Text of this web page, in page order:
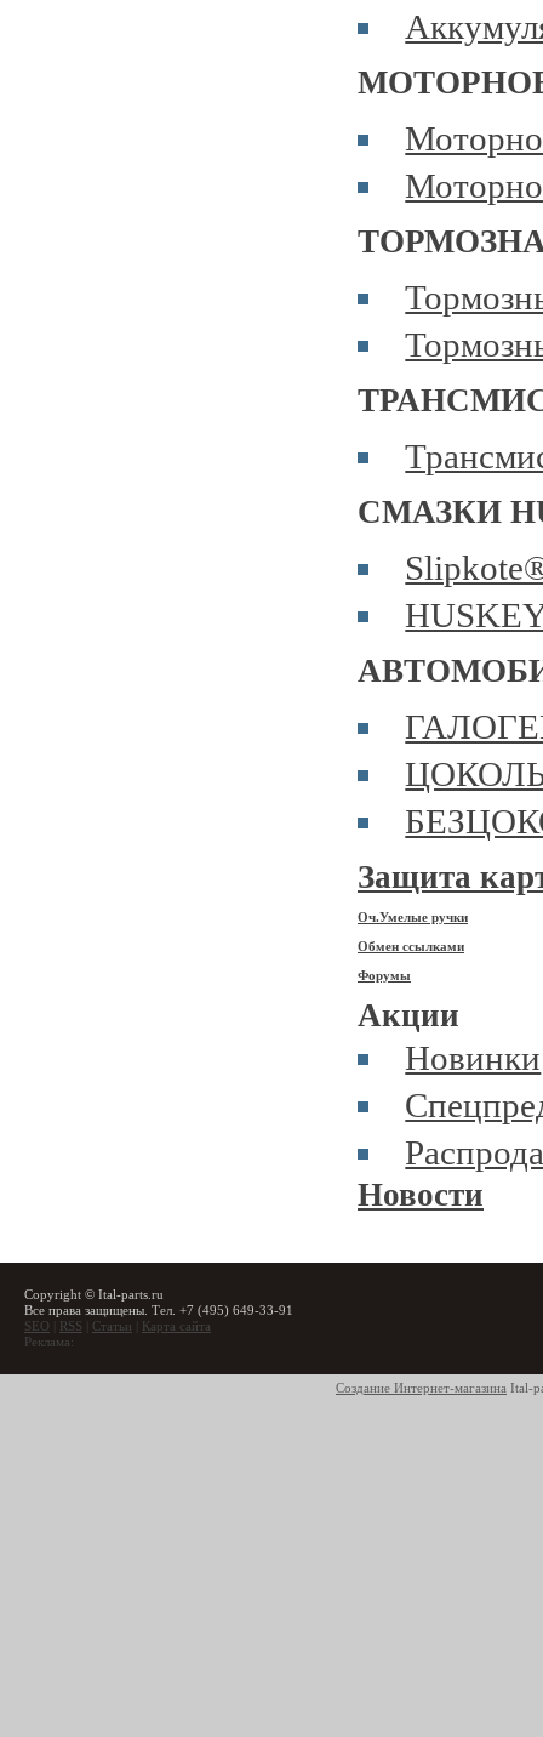
СМАЗКИ
Защита
Оч.Умелые ручки
Обмен ссылками
Форумы
Акции
Новинки
Новости
Copyright © Ital-parts.ru
Все права защищены. Тел. +7 (495) 649-33-91
SEO
RSS Статьи
Карта сайта
Реклама:
Создание Интернет-магазина Ital-